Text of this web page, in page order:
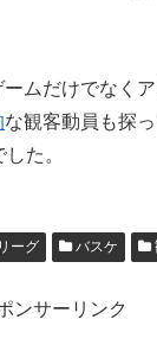
ムだけでなく
な観客動員も探
た。
ーグ バスケ
ンサーリンク